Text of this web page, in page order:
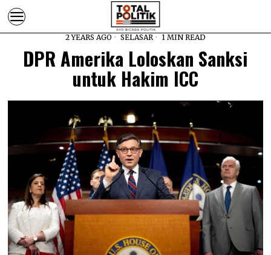
2 YEARS AGO SELASAR 1 MIN READ
DPR Amerika Loloskan Sanksi
untuk Hakim ICC